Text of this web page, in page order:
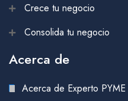
Crece tu negocio
Consolida tu negocio
Acerca de
Acerca de Experto PYME